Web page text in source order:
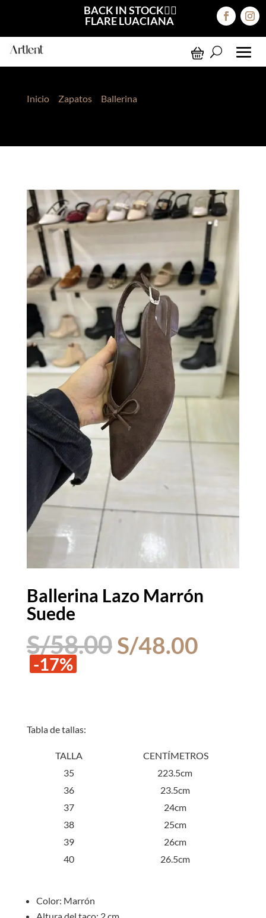
BACK IN STOCK❤️‍🔥
FLARE LUACIANA
Inicio> Zapatos> Ballerina
Ballerina Lazo Marrón
Suede
S/58.00 El
precio
S/48.00El
precio
-17%
Tabla de tallas:
TALLA
CENTÍMETROS
35
223.5cm
36
23.5cm
37
24cm
38
25cm
39
26cm
40
26.5cm
Color: Marrón